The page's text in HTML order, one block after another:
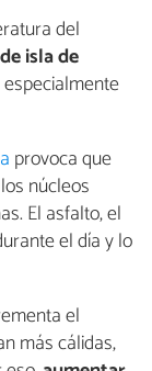
del
isla de
provoca que
núcleos
El asfalto, el
el día y lo
el
más cálidas,